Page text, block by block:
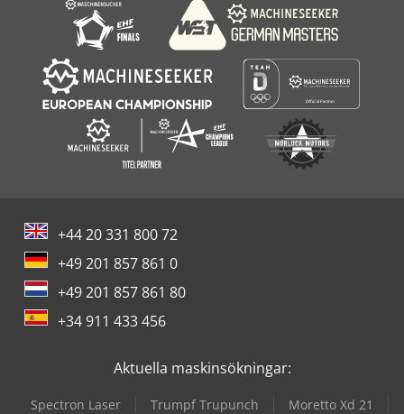
+44 20 331 800 72
+49 201 857 861 0
+49 201 857 861 80
+34 911 433 456
Aktuella maskinsökningar:
Spectron Laser Trumpf Trupunch
Moretto Xd 21